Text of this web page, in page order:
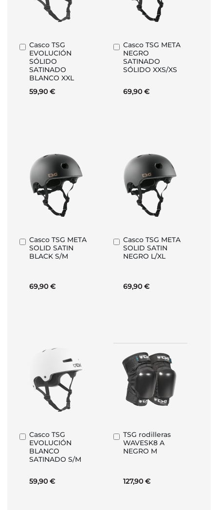
Casco TSG
EVOLUCIÓN
SÓLIDO
SATINADO
BLANCO XXL
59,90 €
Añadir
al
carrito
Casco TSG META
NEGRO
SATINADO
SÓLIDO XXS/XS
69,90 €
Añadir
al
carrito
Casco TSG META
SOLID SATIN
BLACK S/M
69,90 €
Añadir
al
carrito
Casco TSG META
SOLID SATIN
NEGRO L/XL
69,90 €
Añadir
al
carrito
Casco TSG
EVOLUCIÓN
BLANCO
SATINADO S/M
59,90 €
Añadir
al
carrito
TSG rodilleras
WAVESK8 A
NEGRO M
127,90 €
Añadir
al
carrito